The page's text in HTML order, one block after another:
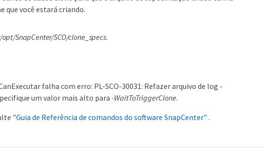
que você estará criando.
SnapCenter/SCO/clone_specs.
falha com erro: PL-SCO-30031: Refazer arquivo de log -
um valor mais alto para -WaitToTriggerClone.
"Guia de Referência de comandos do software SnapCenter" .